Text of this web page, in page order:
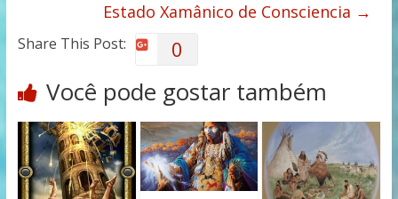
Estado Xamânico de Consciencia →
Share This Post: 0
Você pode gostar também